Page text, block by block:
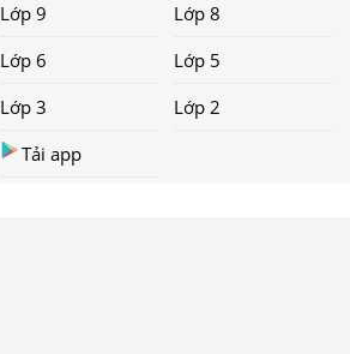
Lớp 9
Lớp 8
Lớp 6
Lớp 5
Lớp 3
Lớp 2
Tải app